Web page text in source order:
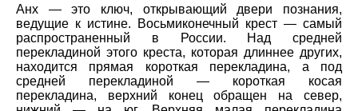
Анх — это ключ, открывающий двери познания,
ведущие к истине. Восьмиконечный крест — самый
распространенный в России. Над средней
перекладиной этого креста, которая длиннее других,
находится прямая короткая перекладина, а под
средней перекладиной — короткая косая
перекладина, верхний конец обращен на север,